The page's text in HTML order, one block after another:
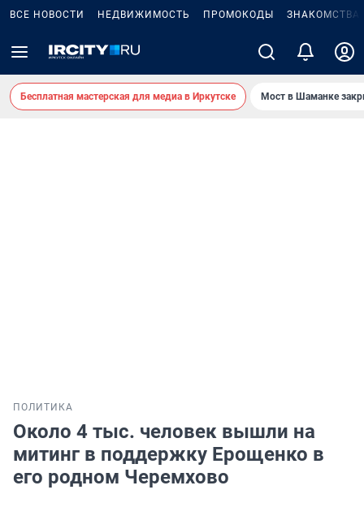
ВСЕ НОВОСТИ НЕДВИЖИМОСТЬ ПРОМОКОДЫ ЗНАКОМСТВА
Бесплатная мастерская для медиа в Иркутске Мост в Шаманке
ПОЛИТИКА
Около 4 тыс. человек вышли на
митинг в поддержку Ерощенко в
его родном Черемхово